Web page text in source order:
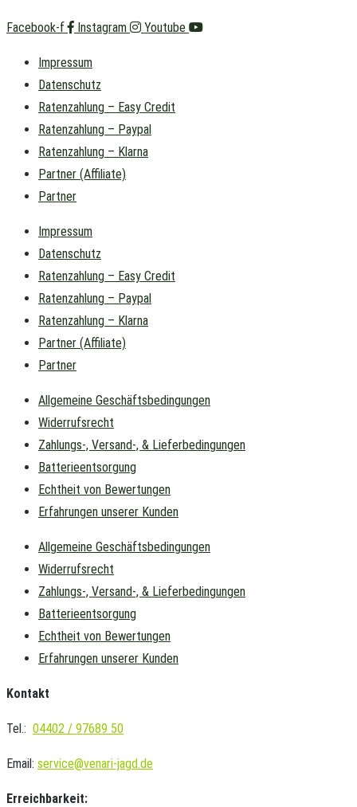
Facebook-f Instagram Youtube
Impressum
Datenschutz
Ratenzahlung – Easy Credit
Ratenzahlung – Paypal
Ratenzahlung – Klarna
Partner (Affiliate)
Partner
Impressum
Datenschutz
Ratenzahlung – Easy Credit
Ratenzahlung – Paypal
Ratenzahlung – Klarna
Partner (Affiliate)
Partner
Allgemeine Geschäftsbedingungen
Widerrufsrecht
Zahlungs-, Versand-, & Lieferbedingungen
Batterieentsorgung
Echtheit von Bewertungen
Erfahrungen unserer Kunden
Allgemeine Geschäftsbedingungen
Widerrufsrecht
Zahlungs-, Versand-, & Lieferbedingungen
Batterieentsorgung
Echtheit von Bewertungen
Erfahrungen unserer Kunden
Kontakt
Tel.: 04402 / 97689 50
Email: service@venari-jagd.de
Erreichbarkeit: